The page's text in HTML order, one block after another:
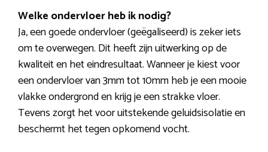
Welke ondervloer heb ik nodig?
Ja, een goede ondervloer (geëgaliseerd) is zeker iets
om te overwegen. Dit heeft zijn uitwerking op de
kwaliteit en het eindresultaat. Wanneer je kiest voor
een ondervloer van 3mm tot 10mm heb je een mooie
vlakke ondergrond en krijg je een strakke vloer.
Tevens zorgt het voor uitstekende geluidsisolatie en
beschermt het tegen opkomend vocht.